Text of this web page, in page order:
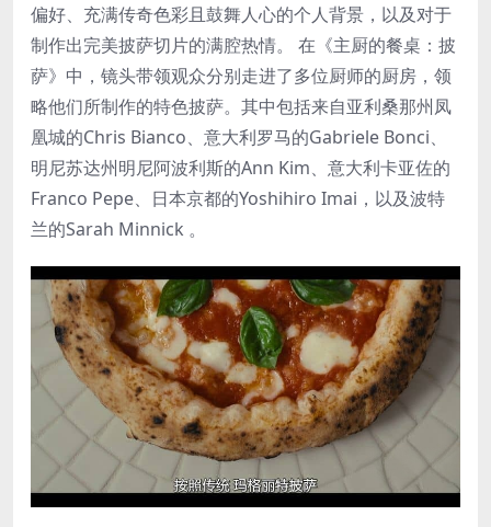
偏好、充满传奇色彩且鼓舞人心的个人背景，以及对于
制作出完美披萨切片的满腔热情。 在《主厨的餐桌：披
萨》中，镜头带领观众分别走进了多位厨师的厨房，领
略他们所制作的特色披萨。其中包括来自亚利桑那州凤
凰城的Chris Bianco、意大利罗马的Gabriele Bonci、
明尼苏达州明尼阿波利斯的Ann Kim、意大利卡亚佐的
Franco Pepe、日本京都的Yoshihiro Imai，以及波特
兰的Sarah Minnick 。